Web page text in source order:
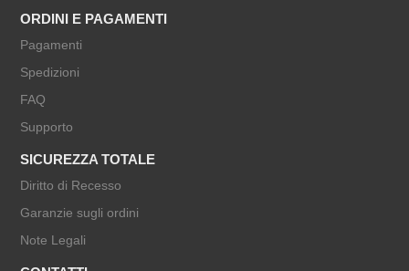
ORDINI E PAGAMENTI
Pagamenti
Spedizioni
FAQ
Supporto
SICUREZZA TOTALE
Diritto di Recesso
Garanzie sugli ordini
Note Legali